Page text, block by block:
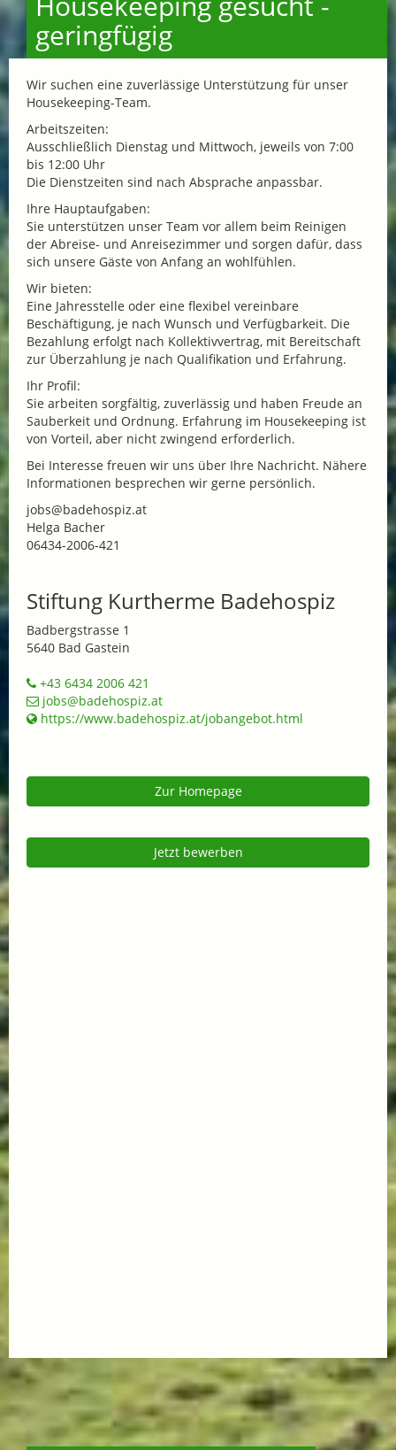
geringfügig
Wir suchen eine zuverlässige Unterstützung für unser
Housekeeping-Team.
Arbeitszeiten:
Ausschließlich Dienstag und Mittwoch, jeweils von 7:00
bis 12:00 Uhr
Die Dienstzeiten sind nach Absprache anpassbar.
Ihre Hauptaufgaben:
Sie unterstützen unser Team vor allem beim Reinigen
der Abreise- und Anreisezimmer und sorgen dafür, dass
sich unsere Gäste von Anfang an wohlfühlen.
Wir bieten:
Eine Jahresstelle oder eine flexibel vereinbare
Beschäftigung, je nach Wunsch und Verfügbarkeit. Die
Bezahlung erfolgt nach Kollektivvertrag, mit Bereitschaft
zur Überzahlung je nach Qualifikation und Erfahrung.
Ihr Profil:
Sie arbeiten sorgfältig, zuverlässig und haben Freude an
Sauberkeit und Ordnung. Erfahrung im Housekeeping ist
von Vorteil, aber nicht zwingend erforderlich.
Bei Interesse freuen wir uns über Ihre Nachricht. Nähere
Informationen besprechen wir gerne persönlich.
jobs@badehospiz.at
Helga Bacher
06434-2006-421
Stiftung Kurtherme Badehospiz
Badbergstrasse 1
5640 Bad Gastein
+43 6434 2006 421
jobs@badehospiz.at
https://www.badehospiz.at/jobangebot.html
Zur Homepage
Jetzt bewerben